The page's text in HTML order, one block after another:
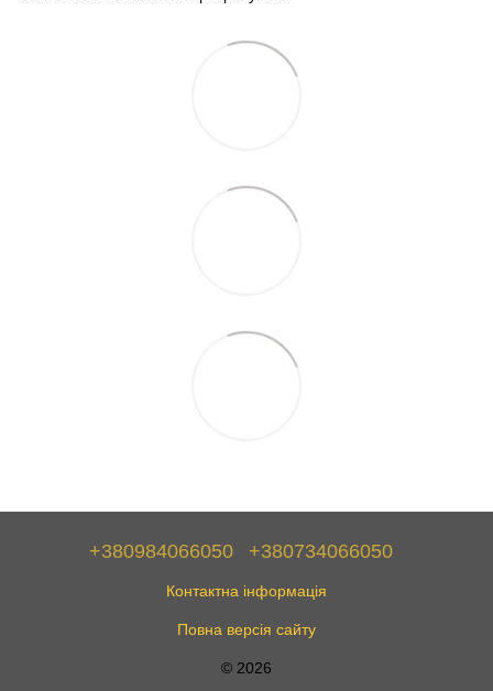
+380984066050 +380734066050
Контактна інформація
Повна версія сайту
© 2026